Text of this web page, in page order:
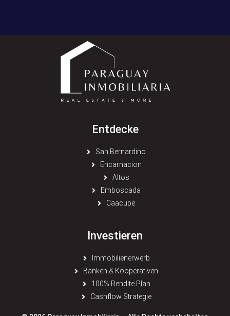
Entdecke
San Bernardino
Encarnacion
Altos
Emboscada
Caacupe
Investieren
Immobilienerwerb
Banken & Kooperativen
100% Rendite Plan
Cashflow Strategie